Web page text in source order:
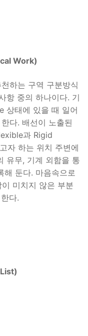
Work)
하는 구역 구분방식
항 중의 하나이다. 기
상태에 있을 때 일어
다. 배선이 노출된
과 Rigid
자 하는 위치 주변에
유무, 기계 외함을 통
해 둔다. 마음속으로
미치지 않은 부분
다.